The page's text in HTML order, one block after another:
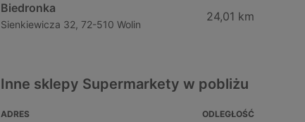
Biedronka
Sienkiewicza 32, 72-510 Wolin
24,01 km
Inne sklepy Supermarkety w pobliżu
ADRES ODLEGŁOŚĆ